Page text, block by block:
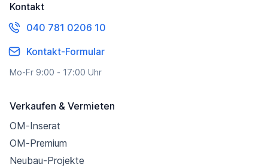
Kontakt
040 781 0206 10
Kontakt-Formular
Mo-Fr 9:00 - 17:00 Uhr
Verkaufen & Vermieten
OM-Inserat
OM-Premium
Neubau-Projekte